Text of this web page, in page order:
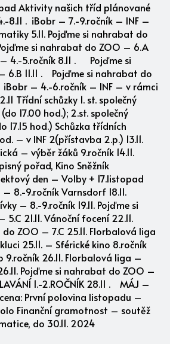
Aktivity našich tříd plánované
8.11 . iBobr – 7.-9.ročník – INF –
5.11. Pojďme si nahrabat do
si nahrabat do ZOO – 6.A
– 4.-5.ročník 8.11 . Pojďme si
11.11 . Pojďme si nahrabat do
. iBobr – 4.-6.ročník – INF – v rámci
Třídní schůzky 1. st. společný
17.00 hod.); 2.st. společný
17.15 hod.) Schůzka třídních
– v INF 2(přístavba 2.p.) 13.11.
– výběr žáků 9.ročník 14.11.
pořad, Kino Sněžník
den – Volby + 17.listopad
– 8.-9.ročník Varnsdorf 18.11.
– 8.-9.ročník 19.11. Pojďme si
21.11. Vánoční focení 22.11.
ZOO – 7.C 25.11. Florbalová liga
25.11. – Sférické kino 8.ročník
9.ročník 26.11. Florbalová liga –
Pojďme si nahrabat do ZOO –
1.-2.ROČNÍK 28.11 . MÁJ –
První polovina listopadu –
Finanční gramotnost – soutěž
do 30.11. 2024